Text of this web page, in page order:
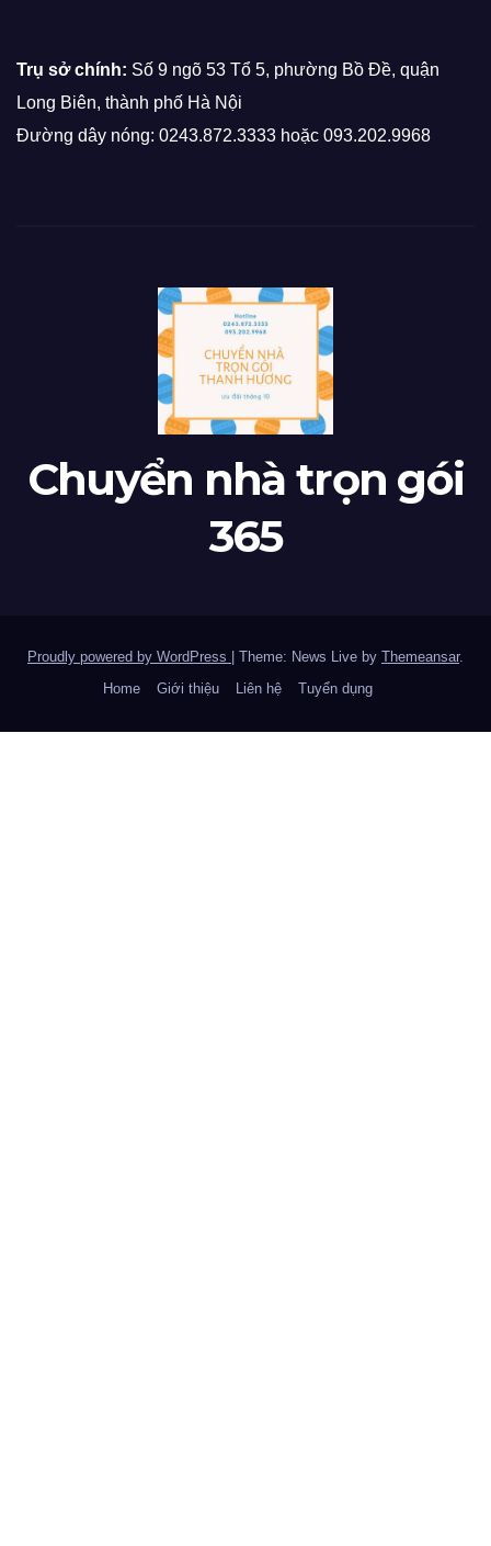
Trụ sở chính: Số 9 ngõ 53 Tổ 5, phường Bồ Đề, quận
Long Biên, thành phố Hà Nội
Đường dây nóng: 0243.872.3333 hoặc 093.202.9968
Chuyển nhà trọn gói
365
Proudly powered by WordPress Theme: News Live by Themeansar.
Home
Giới thiệu Liên hệ Tuyển dụng